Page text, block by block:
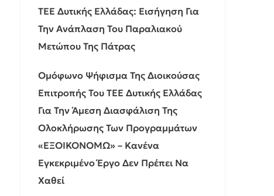
ΤΕΕ Δυτικής Ελλάδας: Εισήγηση Για
Την Ανάπλαση Του Παραλιακού
Μετώπου Της Πάτρας
Ομόφωνο Ψήφισμα Της Διοικούσας
Επιτροπής Του ΤΕΕ Δυτικής Ελλάδας
Για Την Άμεση Διασφάλιση Της
Ολοκλήρωσης Των Προγραμμάτων
«ΕΞΟΙΚΟΝΟΜΩ» – Κανένα
Εγκεκριμένο Έργο Δεν Πρέπει Να
Χαθεί